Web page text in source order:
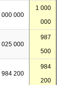
000 000
1 000
000
025 000
987
500
984 200
984
200